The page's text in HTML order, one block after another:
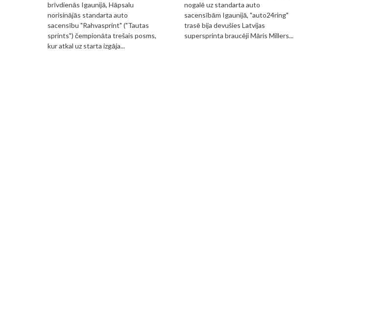
brīvdienās Igaunijā, Hāpsalu
norisinājās standarta auto
sacensību "Rahvasprint" ("Tautas
sprints") čempionāta trešais posms,
kur atkal uz starta izgāja...
nogalē uz standarta auto
sacensībām Igaunijā, "auto24ring"
trasē bija devušies Latvijas
supersprinta braucēji Māris Millers...